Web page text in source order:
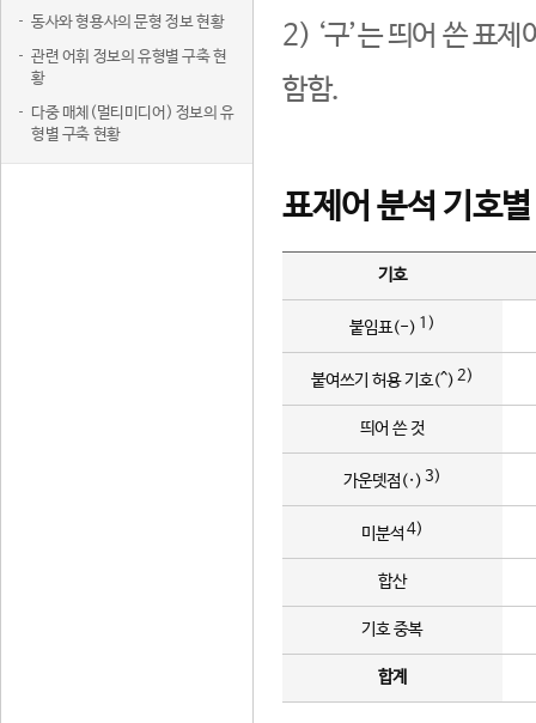
동사와 형용사의 문형 정보 현황
관련 어휘 정보의 유형별 구축 현
황
다중 매체(멀티미디어) 정보의 유
형별 구축 현황
2) ‘구’는 띄어 쓴 표
함함.
표제어 분석 기호
기호
붙임표(-) 1)
붙여쓰기 허용 기호(^) 2)
띄어 쓴 것
가운뎃점(·) 3)
미분석 4)
합산
기호 중복
합계